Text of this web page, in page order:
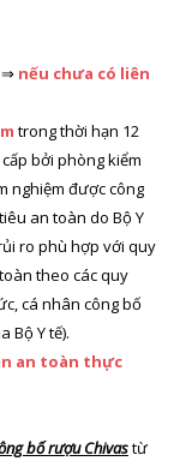
⇒ nếu chưa có liên
trong thời hạn 12
bởi phòng kiểm
nghiệm được công
an toàn do Bộ Y
ro phù hợp với quy
theo các quy
cá nhân công bố
Bộ Y tế).
an toàn thực
bố rượu Chivastừ